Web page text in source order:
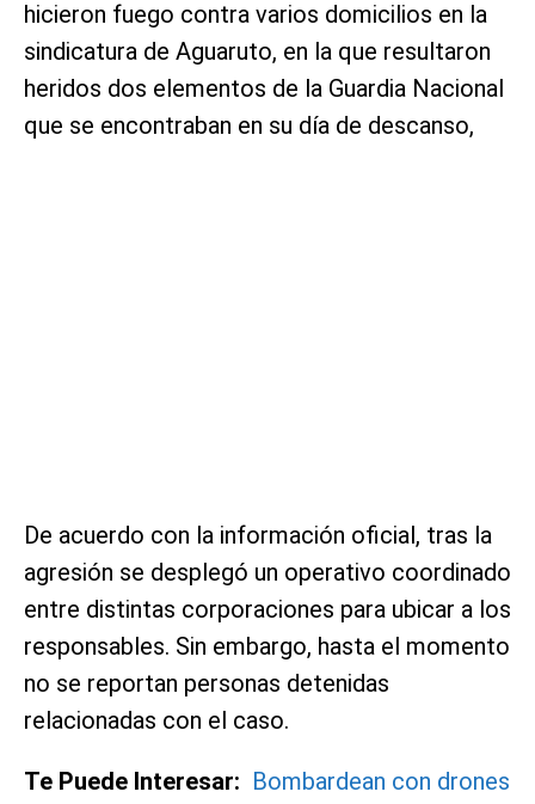
hicieron fuego contra varios domicilios en la
sindicatura de Aguaruto, en la que resultaron
heridos dos elementos de la Guardia Nacional
que se encontraban en su día de descanso,
De acuerdo con la información oficial, tras la
agresión se desplegó un operativo coordinado
entre distintas corporaciones para ubicar a los
responsables. Sin embargo, hasta el momento
no se reportan personas detenidas
relacionadas con el caso.
Te Puede Interesar: Bombardean con drones